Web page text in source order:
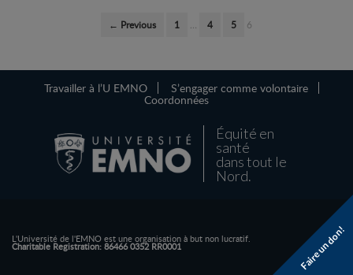
Faire un don!
← Previous 1 … 4 5 6
Travailler à l’U EMNO S’engager comme volontaire
Coordonnées
Équité en
santé
dans tout le
Nord.
L'Université de l'EMNO est une organisation à but non lucratif.
Charitable Registration: 86466 0352 RR0001